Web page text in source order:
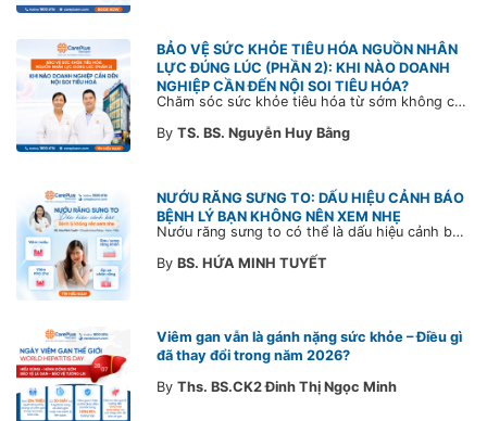
BẢO VỆ SỨC KHỎE TIÊU HÓA NGUỒN NHÂN
LỰC ĐÚNG LÚC (PHẦN 2): KHI NÀO DOANH
NGHIỆP CẦN ĐẾN NỘI SOI TIÊU HÓA?
Chăm sóc sức khỏe tiêu hóa từ sớm không chỉ giúp phát hiện bệnh kịp thời mà còn góp phần xây dựng đội ngũ khỏe mạnh, ổn định và gắn bó lâu dài. CarePlus sẵn sàng đồng hành cùng doanh nghiệp trong việc thiết kế chương trình chăm sóc sức khỏe phù hợp theo từng nhân sự, nhằm tối ưu hiệu quả đầu tư phúc lợi và phát triển nguồn nhân lực bền vững.
By TS. BS. Nguyễn Huy Bằng
NƯỚU RĂNG SƯNG TO: DẤU HIỆU CẢNH BÁO
BỆNH LÝ BẠN KHÔNG NÊN XEM NHẸ
Nướu răng sưng to có thể là dấu hiệu cảnh báo bệnh lý răng miệng. Cùng Bác sĩ CarePlus tìm hiểu nguyên nhân, triệu chứng và thời điểm cần đi khám bác sĩ trong bài viết dưới đây.
By BS. HỨA MINH TUYẾT
Viêm gan vẫn là gánh nặng sức khỏe – Điều gì
đã thay đổi trong năm 2026?
By Ths. BS.CK2 Đinh Thị Ngọc Minh